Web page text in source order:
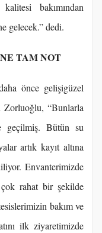
bakımından
gelecek.” dedi.
TAM NOT
önce gelişigüzel
Zorluoğlu, “Bunlarla
geçilmiş. Bütün su
artık kayıt altına
Envanterimizde
rahat bir şekilde
bakım ve
ilk ziyaretimizde